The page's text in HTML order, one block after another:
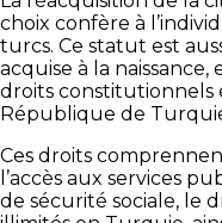
choix confère à
turcs. Ce statut est
acquise à la
droits constitutionnels
République de
Ces droits
l’accès aux services
de sécurité sociale, le